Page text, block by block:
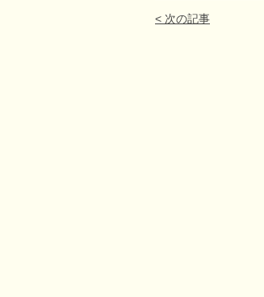
< 次の記事